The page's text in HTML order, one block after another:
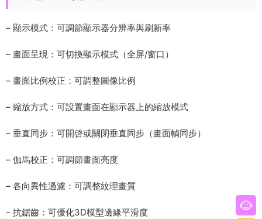
– 顯示模式：可調節顯示器分辨率與刷新率
– 畫面呈現：可切換顯示模式（全屏/窗口）
– 畫面比例校正：可調整圖像比例
– 縮放方式：可設置畫面在顯示器上的縮放模式
– 垂直同步：可開啓或關閉垂直同步（畫面幀同步）
– 伽馬校正：可調節畫面亮度
– 各向異性過濾：可調整紋理畫質
– 抗鋸齒：可優化3D模型邊緣平滑度